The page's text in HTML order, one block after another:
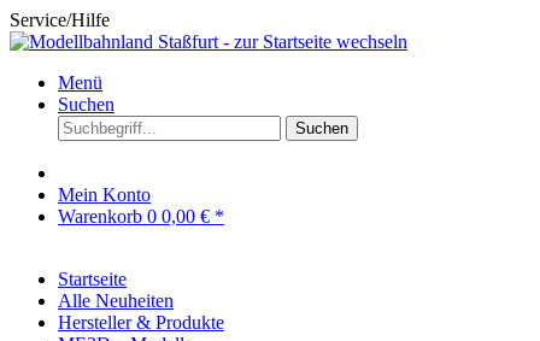
Service/Hilfe
Menü
Suchen
Suchen
Mein Konto
Warenkorb 0 0,00 € *
Startseite
Alle Neuheiten
Hersteller & Produkte